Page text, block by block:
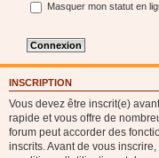
Masquer mon statut en
INSCRIPTION
Vous devez être inscrit(e)
rapide et vous offre de
forum peut accorder des
inscrits. Avant de vous